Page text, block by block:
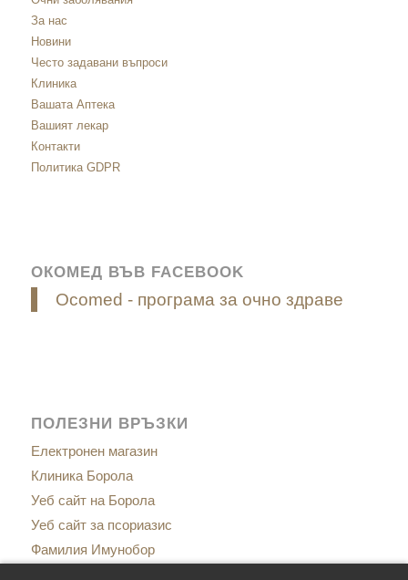
За нас
Новини
Често задавани въпроси
Клиника
Вашата Аптека
Вашият лекар
Контакти
Политика GDPR
ОКОМЕД ВЪВ FACEBOOK
Ocomed - програма за очно здраве
ПОЛЕЗНИ ВРЪЗКИ
Електронен магазин
Клиника Борола
Уеб сайт на Борола
Уеб сайт за псориазис
Фамилия Имунобор